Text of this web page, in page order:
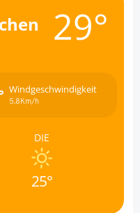
29°
Windgeschwindigkeit
5.8Km/h
DIE
25°